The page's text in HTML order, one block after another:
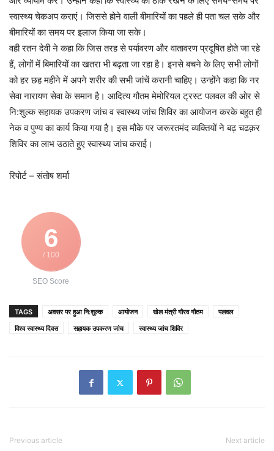
स्वास्थ्य चेकअप कराएं। जिससे होने वाली बीमारियों का पहले ही पता चल सके और
बीमारियों का समय पर इलाज किया जा सके।
वही रतन देवी ने कहा कि जिस तरह से पर्यावरण और वातावरण प्रदूषित होते जा रहे
हैं, लोगों में बिमारियों का खतरा भी बढ़ता जा रहा है। इनसे बचने के लिए सभी लोगों
को हर छह महीने में अपने शरीर की सभी जांचें करानी चाहिए। उन्होंने कहा कि नर
सेवा नारायण सेवा के समान है। आदित्य गौतम मेमोरियल ट्रस्ट पलवल की ओर से
नि:शुल्क सहायक उपकरण जांच व स्वास्थ्य जांच शिविर का आयोजन करके बहुत ही
नेक व पुण्य का कार्य किया गया है। इस मौके पर जरूरतमंद व्यक्तियों ने बढ़ चढक़र
शिविर का लाभ उठाते हुए स्वास्थ्य जांच कराई।
रिपोर्ट – संतोष शर्मा
6
/ 100
SEO Score
TAGS अवसर पर हुआ नि:शुल्क आयोजन खेल मंत्री गौरव गौतम
पलवल
विश्व स्वास्थ्य दिवस
सहायक उपकरण जांच स्वास्थ्य जांच शिविर
Previous article Next article